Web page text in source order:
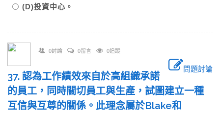
(D)投資中心。
0討論 0留言 0追蹤
問題討論
37. 認為工作績效來自於高組織承諾
的員工，同時關切員工與生產，試圖建立一種
互信與互尊的關係。此理念屬於Blake和